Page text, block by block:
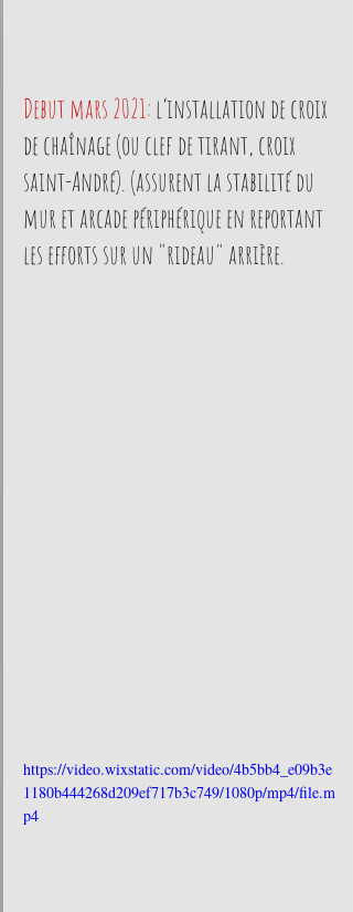
Debut mars 2021: l’installation de croix
de chaînage (ou clef de tirant, croix
saint-André). (assurent la stabilité du
mur et arcade périphérique en reportant
les efforts sur un "rideau" arrière.
https://video.wixstatic.com/video/4b5bb4_e09b3e
1180b444268d209ef717b3c749/1080p/mp4/file.m
p4